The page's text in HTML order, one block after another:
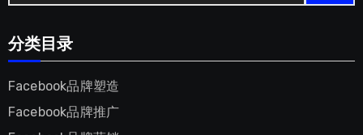
分类目录
Facebook品牌塑造
Facebook品牌推广